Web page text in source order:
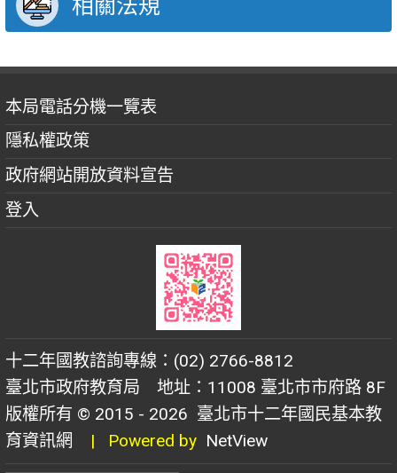
相關法規
本局電話分機一覽表
隱私權政策
政府網站開放資料宣告
登入
十二年國教諮詢專線：(02) 2766-8812
臺北市政府教育局 地址：11008 臺北市市府路 8F
版權所有 © 2015 - 2026 臺北市十二年國民基本教
育資訊網
| Powered by NetView